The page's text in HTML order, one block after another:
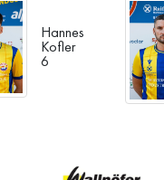
Hannes
Kofler
6